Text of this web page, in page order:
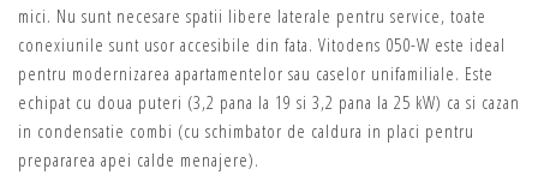
mici. Nu sunt necesare spatii libere laterale pentru service, toate
conexiunile sunt usor accesibile din fata. Vitodens 050-W este ideal
pentru modernizarea apartamentelor sau caselor unifamiliale. Este
echipat cu doua puteri (3,2 pana la 19 si 3,2 pana la 25 kW) ca si cazan
in condensatie combi (cu schimbator de caldura in placi pentru
prepararea apei calde menajere).